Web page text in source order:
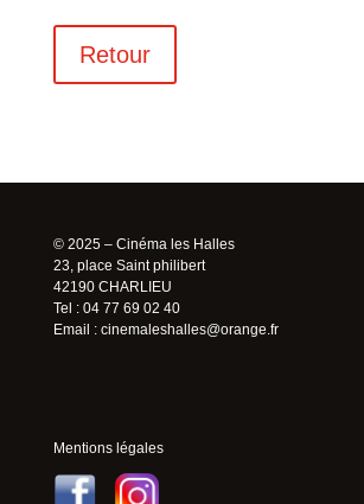
Retour
© 2025 – Cinéma les Halles
23, place Saint philibert
42190 CHARLIEU
Tel : 04 77 69 02 40
Email : cinemaleshalles@orange.fr
Mentions légales